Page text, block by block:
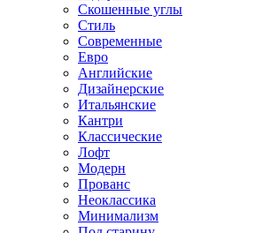
Скошенные углы
Стиль
Современные
Евро
Английские
Дизайнерские
Итальянские
Кантри
Классические
Лофт
Модерн
Прованс
Неоклассика
Минимализм